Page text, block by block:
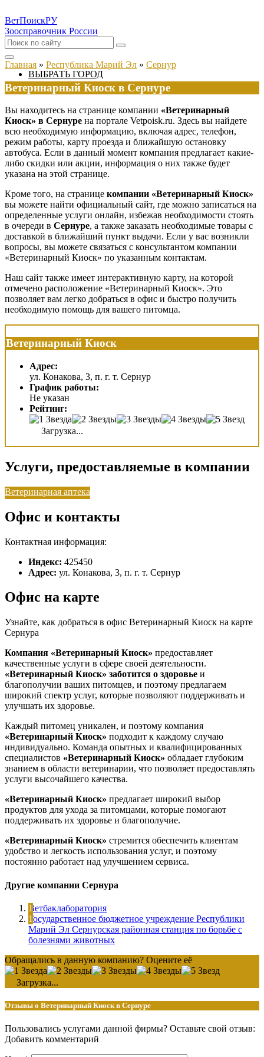
ВетПоискРУ
Зоосправочник России
ВЫБРАТЬ ГОРОД
Главная » Республика Марий Эл » Сернур
Ветеринарный Киоск в Сернуре
Вы находитесь на странице компании «Ветеринарный
Киоск» в Сернуре на портале Vetpoisk.ru. Здесь вы найдете
всю необходимую информацию, включая адрес, телефон,
режим работы, карту проезда и ближайшую остановку
автобуса. Если в данный момент компания предлагает какие-
либо скидки или акции, информация о них также будет
указана на этой странице.
Кроме того, на странице компании «Ветеринарный Киоск»
вы можете найти официальный сайт, где можно записаться на
определенные услуги онлайн, избежав необходимости стоять
в очереди в Сернуре, а также заказать необходимые товары с
доставкой в ближайший пункт выдачи. Если у вас возникли
вопросы, вы можете связаться с консультантом компании
«Ветеринарный Киоск» по указанным контактам.
Наш сайт также имеет интерактивную карту, на которой
отмечено расположение «Ветеринарный Киоск». Это
позволяет вам легко добраться в офис и быстро получить
необходимую помощь для вашего питомца.
Ветеринарный Киоск
Адрес:
ул. Конакова, 3, п. г. т. Сернур
График работы:
Не указан
Рейтинг:
Загрузка...
Услуги, предоставляемые в компании
Ветеринарная аптека
Офис и контакты
Контактная информация:
Индекс: 425450
Адрес: ул. Конакова, 3, п. г. т. Сернур
Офис на карте
Узнайте, как добраться в офис Ветеринарный Киоск на карте
Сернура
Компания «Ветеринарный Киоск» предоставляет
качественные услуги в сфере своей деятельности.
«Ветеринарный Киоск» заботится о здоровье и
благополучии ваших питомцев, и поэтому предлагаем
широкий спектр услуг, которые позволяют поддерживать и
улучшать их здоровье.
Каждый питомец уникален, и поэтому компания
«Ветеринарный Киоск» подходит к каждому случаю
индивидуально. Команда опытных и квалифицированных
специалистов «Ветеринарный Киоск» обладает глубоким
знанием в области ветеринарии, что позволяет предоставлять
услуги высочайшего качества.
«Ветеринарный Киоск» предлагает широкий выбор
продуктов для ухода за питомцами, которые помогают
поддерживать их здоровье и благополучие.
«Ветеринарный Киоск» стремится обеспечить клиентам
удобство и легкость использования услуг, и поэтому
постоянно работает над улучшением сервиса.
Другие компании Сернура
Ветбаклаборатория
Государственное бюджетное учреждение Республики
Марий Эл Сернурская районная станция по борьбе с
болезнями животных
Обращались в данную компанию? Оцените её
Загрузка...
Отзывы о Ветеринарный Киоск в Сернуре
Пользовались услугами данной фирмы? Оставьте свой отзыв:
Добавить комментарий